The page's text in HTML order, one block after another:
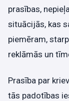
prasības,
situācijās, kas
piemēram,
reklāmās un
Prasība par
tās padotības